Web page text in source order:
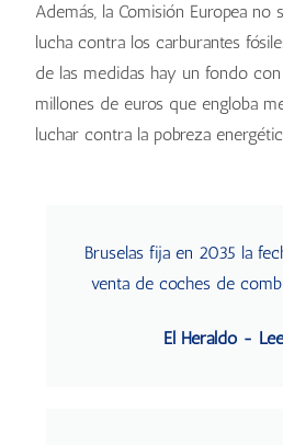
Además, la Comisión Europea no
lucha contra los carburantes
de las medidas hay un fondo
millones de euros que engloba
luchar contra la pobreza
Bruselas fija en 2035 la
venta de coches de
El Heraldo -